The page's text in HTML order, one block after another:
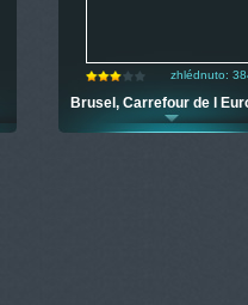
zhlédnuto:
Brusel, Carrefour de l